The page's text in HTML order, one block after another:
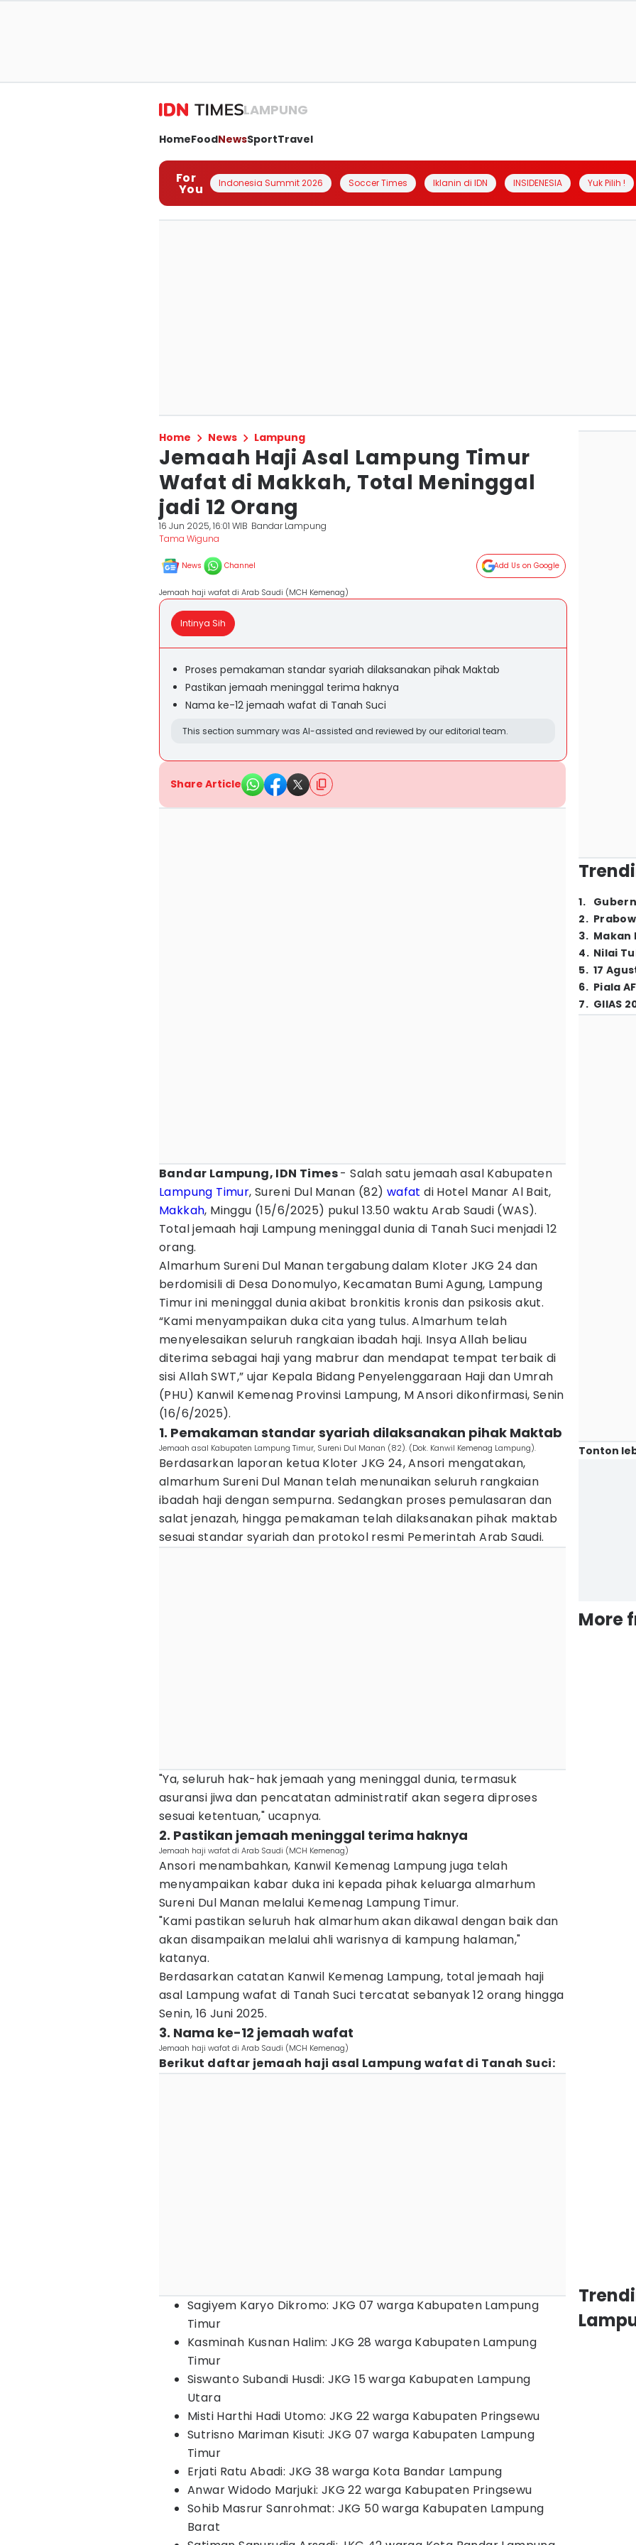
LAMPUNG
HomeFoodNewsSportTravel
For
You Indonesia Summit 2026 Soccer Times Iklanin di IDN INSIDENESIA Yuk Pilih !
Home News Lampung
Jemaah Haji Asal Lampung Timur
Wafat di Makkah, Total Meninggal
jadi 12 Orang
16 Jun 2025, 16:01 WIB Bandar Lampung
Tama Wiguna
News Channel Add Us on Google
Jemaah haji wafat di Arab Saudi (MCH Kemenag)
Intinya Sih
Proses pemakaman standar syariah dilaksanakan pihak Maktab
Pastikan jemaah meninggal terima haknya
Nama ke-12 jemaah wafat di Tanah Suci
This section summary was AI-assisted and reviewed by our editorial team.
Share Article
Bandar Lampung, IDN Times- Salah satu jemaah asal Kabupaten
Lampung Timur, Sureni Dul Manan (82) wafat di Hotel Manar Al Bait,
Makkah, Minggu (15/6/2025) pukul 13.50 waktu Arab Saudi (WAS).
Total jemaah haji Lampung meninggal dunia di Tanah Suci menjadi 12
orang.
Almarhum Sureni Dul Manan tergabung dalam Kloter JKG 24 dan
berdomisili di Desa Donomulyo, Kecamatan Bumi Agung, Lampung
Timur ini meninggal dunia akibat bronkitis kronis dan psikosis akut.
“Kami menyampaikan duka cita yang tulus. Almarhum telah
menyelesaikan seluruh rangkaian ibadah haji. Insya Allah beliau
diterima sebagai haji yang mabrur dan mendapat tempat terbaik di
sisi Allah SWT,” ujar Kepala Bidang Penyelenggaraan Haji dan Umrah
(PHU) Kanwil Kemenag Provinsi Lampung, M Ansori dikonfirmasi, Senin
(16/6/2025).
1. Pemakaman standar syariah dilaksanakan pihak Maktab
Jemaah asal Kabupaten Lampung Timur, Sureni Dul Manan (82). (Dok. Kanwil Kemenag Lampung).
Berdasarkan laporan ketua Kloter JKG 24, Ansori mengatakan,
almarhum Sureni Dul Manan telah menunaikan seluruh rangkaian
ibadah haji dengan sempurna. Sedangkan proses pemulasaran dan
salat jenazah, hingga pemakaman telah dilaksanakan pihak maktab
sesuai standar syariah dan protokol resmi Pemerintah Arab Saudi.
"Ya, seluruh hak-hak jemaah yang meninggal dunia, termasuk
asuransi jiwa dan pencatatan administratif akan segera diproses
sesuai ketentuan," ucapnya.
2. Pastikan jemaah meninggal terima haknya
Jemaah haji wafat di Arab Saudi (MCH Kemenag)
Ansori menambahkan, Kanwil Kemenag Lampung juga telah
menyampaikan kabar duka ini kepada pihak keluarga almarhum
Sureni Dul Manan melalui Kemenag Lampung Timur.
"Kami pastikan seluruh hak almarhum akan dikawal dengan baik dan
akan disampaikan melalui ahli warisnya di kampung halaman,"
katanya.
Berdasarkan catatan Kanwil Kemenag Lampung, total jemaah haji
asal Lampung wafat di Tanah Suci tercatat sebanyak 12 orang hingga
Senin, 16 Juni 2025.
3. Nama ke-12 jemaah wafat
Jemaah haji wafat di Arab Saudi (MCH Kemenag)
Berikut daftar jemaah haji asal Lampung wafat di Tanah Suci:
Sagiyem Karyo Dikromo: JKG 07 warga Kabupaten Lampung
Timur
Kasminah Kusnan Halim: JKG 28 warga Kabupaten Lampung
Timur
Siswanto Subandi Husdi: JKG 15 warga Kabupaten Lampung
Utara
Misti Harthi Hadi Utomo: JKG 22 warga Kabupaten Pringsewu
Sutrisno Mariman Kisuti: JKG 07 warga Kabupaten Lampung
Timur
Erjati Ratu Abadi: JKG 38 warga Kota Bandar Lampung
Anwar Widodo Marjuki: JKG 22 warga Kabupaten Pringsewu
Sohib Masrur Sanrohmat: JKG 50 warga Kabupaten Lampung
Barat
1.
2.
3. Makan
4. Nilai
5. 17
6. Piala
7. GIIAS
Tonton
More